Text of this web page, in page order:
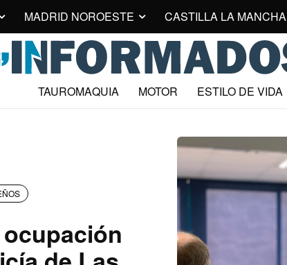
MADRID NOROESTE CASTILLA LA MANCHA
TAUROMAQUIA MOTOR ESTILO DE VIDA